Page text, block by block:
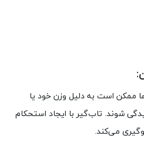
ممکن است به دلیل وزن خود یا
شوند. تاب‌گیر با ایجاد استحکام
می‌کند.